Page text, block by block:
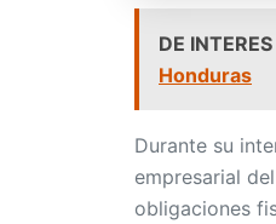
DE INTERES
Honduras
Durante su
empresarial
obligaciones